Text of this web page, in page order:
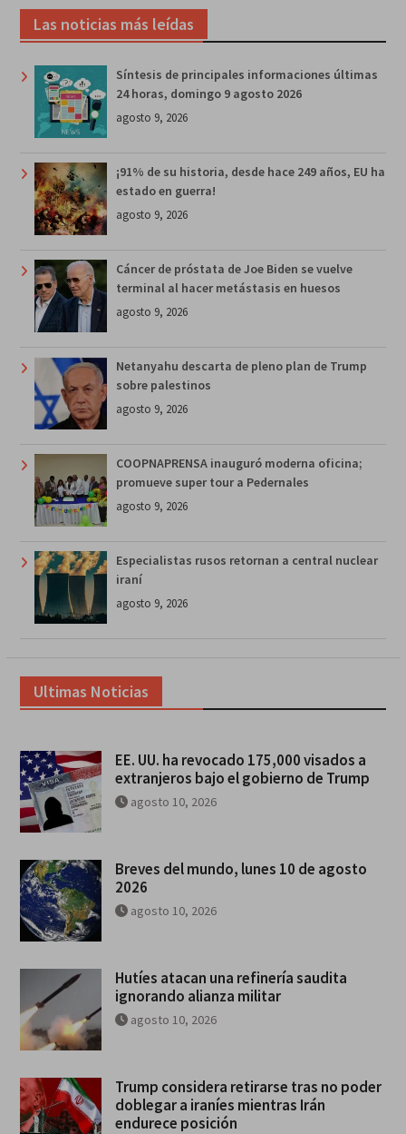
Las noticias más leídas
Síntesis de principales informaciones últimas
24 horas, domingo 9 agosto 2026
agosto 9, 2026
¡91% de su historia, desde hace 249 años, EU ha
estado en guerra!
agosto 9, 2026
Cáncer de próstata de Joe Biden se vuelve
terminal al hacer metástasis en huesos
agosto 9, 2026
Netanyahu descarta de pleno plan de Trump
sobre palestinos
agosto 9, 2026
COOPNAPRENSA inauguró moderna oficina;
promueve super tour a Pedernales
agosto 9, 2026
Especialistas rusos retornan a central nuclear
iraní
agosto 9, 2026
Ultimas Noticias
EE. UU. ha revocado 175,000 visados a
extranjeros bajo el gobierno de Trump
agosto 10, 2026
Breves del mundo, lunes 10 de agosto
2026
agosto 10, 2026
Hutíes atacan una refinería saudita
ignorando alianza militar
agosto 10, 2026
Trump considera retirarse tras no poder
doblegar a iraníes mientras Irán
endurece posición